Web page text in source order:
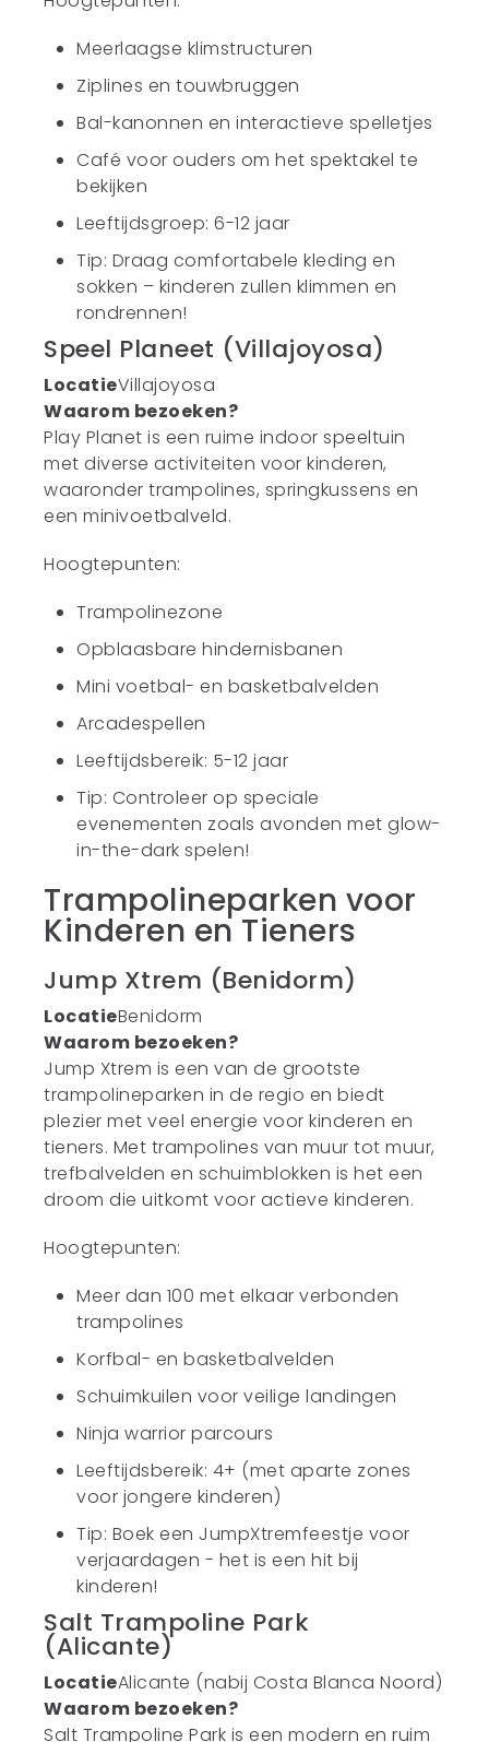
Meerlaagse klimstructuren
Ziplines en touwbruggen
Bal-kanonnen en interactieve spelletjes
Café voor ouders om het spektakel te
bekijken
Leeftijdsgroep: 6-12 jaar
Tip: Draag comfortabele kleding en
sokken – kinderen zullen klimmen en
rondrennen!
Speel Planeet (Villajoyosa)
LocatieVillajoyosa
Waarom bezoeken?
Play Planet is een ruime indoor speeltuin
met diverse activiteiten voor kinderen,
waaronder trampolines, springkussens en
een minivoetbalveld.
Hoogtepunten:
Trampolinezone
Opblaasbare hindernisbanen
Mini voetbal- en basketbalvelden
Arcadespellen
Leeftijdsbereik: 5-12 jaar
Tip: Controleer op speciale
evenementen zoals avonden met glow-
in-the-dark spelen!
Trampolineparken voor
Kinderen en Tieners
Jump Xtrem (Benidorm)
LocatieBenidorm
Waarom bezoeken?
Jump Xtrem is een van de grootste
trampolineparken in de regio en biedt
plezier met veel energie voor kinderen en
tieners. Met trampolines van muur tot muur,
trefbalvelden en schuimblokken is het een
droom die uitkomt voor actieve kinderen.
Hoogtepunten:
Meer dan 100 met elkaar verbonden
trampolines
Korfbal- en basketbalvelden
Schuimkuilen voor veilige landingen
Ninja warrior parcours
Leeftijdsbereik: 4+ (met aparte zones
voor jongere kinderen)
Tip: Boek een JumpXtremfeestje voor
verjaardagen - het is een hit bij
kinderen!
Salt Trampoline Park
(Alicante)
LocatieAlicante (nabij Costa Blanca Noord)
Waarom bezoeken?
Salt Trampoline Park is een modern en ruim